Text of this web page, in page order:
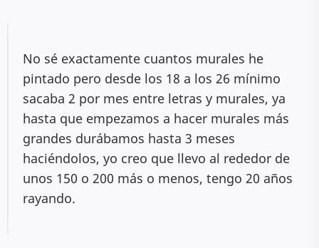
No sé exactamente cuantos murales he
pintado pero desde los 18 a los 26 mínimo
sacaba 2 por mes entre letras y murales, ya
hasta que empezamos a hacer murales más
grandes durábamos hasta 3 meses
haciéndolos, yo creo que llevo al rededor de
unos 150 o 200 más o menos, tengo 20 años
rayando.